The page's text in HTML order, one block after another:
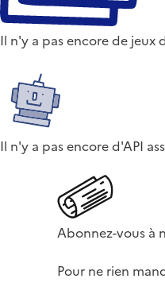
Il n'y a pas encore de jeux
Il n'y a pas encore d'API
Abonnez-vous à
Pour ne rien